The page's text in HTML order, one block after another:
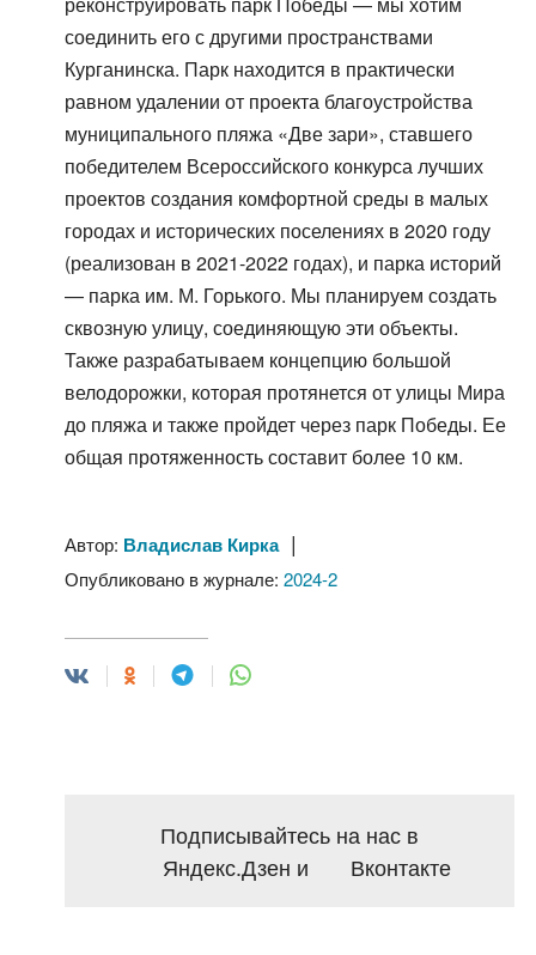
соединить его с другими пространствами
Курганинска. Парк находится в практически
равном удалении от проекта благоустройства
муниципального пляжа «Две зари», ставшего
победителем Всероссийского конкурса лучших
проектов создания комфортной среды в малых
городах и исторических поселениях в 2020 году
(реализован в 2021-2022 годах), и парка историй
— парка им. М. Горького. Мы планируем создать
сквозную улицу, соединяющую эти объекты.
Также разрабатываем концепцию большой
велодорожки, которая протянется от улицы Мира
до пляжа и также пройдет через парк Победы. Ее
общая протяженность составит более 10 км.
Автор: Владислав Кирка|
Опубликовано в журнале: 2024-2
Подписывайтесь на нас в
Яндекс.Дзен и Вконтакте